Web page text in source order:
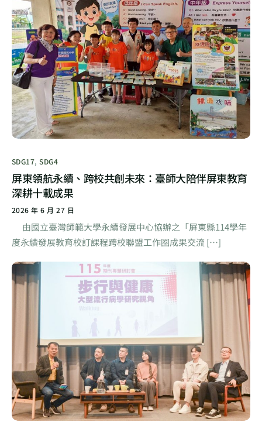
SDG17,SDG4
屏東領航永續、跨校共創未來：臺師大陪伴屏東教育
深耕十載成果
2026 年 6 月 27 日
由國立臺灣師範大學永續發展中心協辦之「屏東縣114學年
度永續發展教育校訂課程跨校聯盟工作圈成果交流 […]